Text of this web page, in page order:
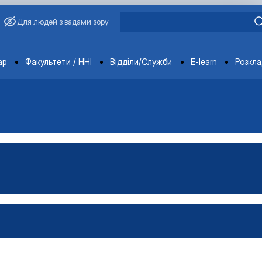
Для людей з вадами зору
Факультети / ННІ Відділи/Служби E-learn